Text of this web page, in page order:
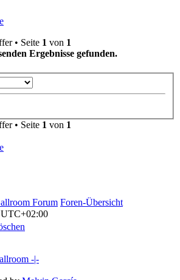
• Seite 1 von 1
Ergebnisse gefunden.
• Seite 1 von 1
Forum Foren-Übersicht
UTC+02:00
-|-